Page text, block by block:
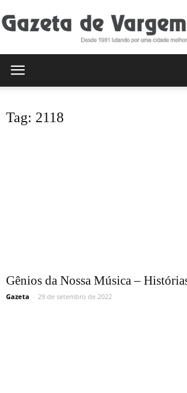
Tag: 2118
Gênios da Nossa Música –
Gazeta - 29 de setembro de 2022